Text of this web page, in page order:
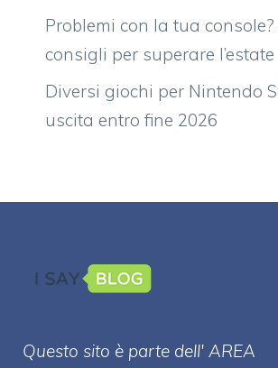
Problemi con la tua
consigli per superare l’estate
Diversi giochi per Nintendo
uscita entro fine 2026
Questo sito è parte dell' AREA